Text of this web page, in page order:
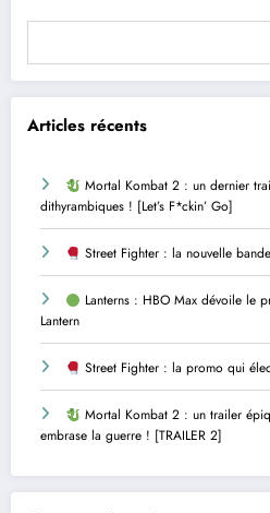
Articles récents
Mortal Kombat 2 : un dernier
dithyrambiques ! [Let’s F*ckin’ Go]
Street Fighter : la nouvelle
Lanterns : HBO Max dévoile le
Lantern
Street Fighter : la promo qui
Mortal Kombat 2 : un trailer
embrase la guerre ! [TRAILER 2]